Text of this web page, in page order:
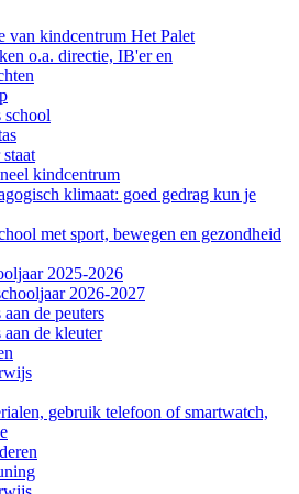
van kindcentrum Het Palet
o.a. directie, IB'er en
school
kindcentrum
klimaat: goed gedrag kun je
met sport, bewegen en gezondheid
2025-2026
2026-2027
de peuters
de kleuter
gebruik telefoon of smartwatch,